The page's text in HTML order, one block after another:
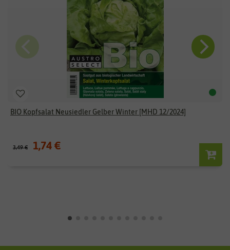
BIO Kopfsalat Neusiedler Gelber Winter [MHD 12/2024]
3,49 € 1,74 €